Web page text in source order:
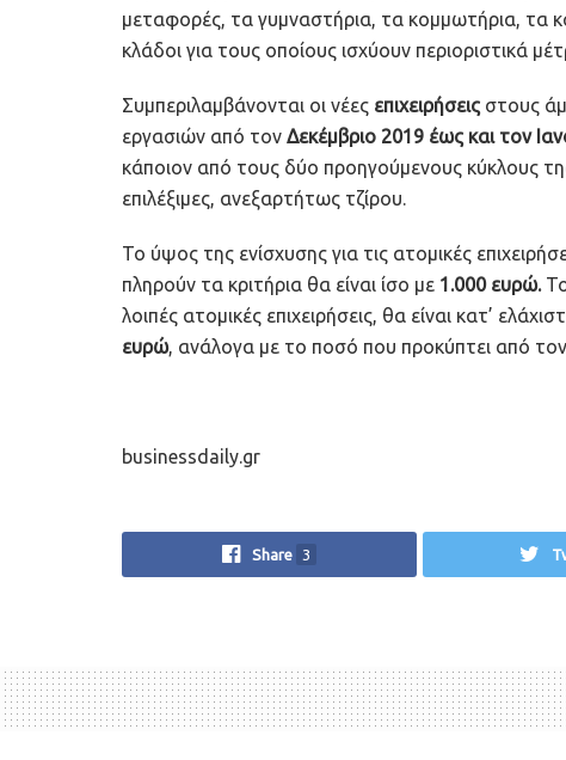
μεταφορές, τα γυμναστήρια, τα κομμωτήρια, τα
κλάδοι για τους οποίους ισχύουν περιοριστικά
Συμπεριλαμβάνονται οι νέες επιχειρήσεις στους
εργασιών από τον Δεκέμβριο 2019 έως και τον
κάποιον από τους δύο προηγούμενους κύκλους
επιλέξιμες, ανεξαρτήτως τζίρου.
Το ύψος της ενίσχυσης για τις ατομικές
πληρούν τα κριτήρια θα είναι ίσο με 1.000 ευρώ.Το
λοιπές ατομικές επιχειρήσεις, θα είναι κατ’
ευρώ, ανάλογα με το ποσό που προκύπτει από
businessdaily.gr
Share 3